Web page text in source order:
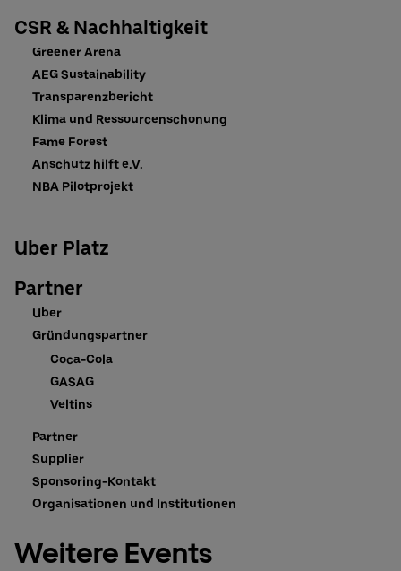
CSR & Nachhaltigkeit
Greener Arena
AEG Sustainability
Transparenzbericht
Klima und Ressourcenschonung
Fame Forest
Anschutz hilft e.V.
NBA Pilotprojekt
Uber Platz
Partner
Uber
Gründungspartner
Coca-Cola
GASAG
Veltins
Partner
Supplier
Sponsoring-Kontakt
Organisationen und Institutionen
Weitere Events